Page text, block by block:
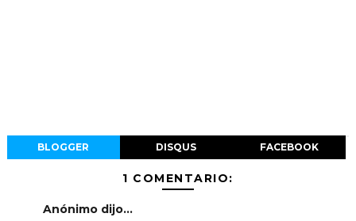
BLOGGER DISQUS FACEBOOK
1 COMENTARIO:
Anónimo dijo...